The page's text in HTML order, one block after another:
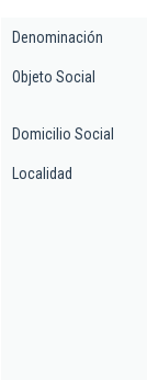
Denominación
Objeto Social
Domicilio Social
Localidad